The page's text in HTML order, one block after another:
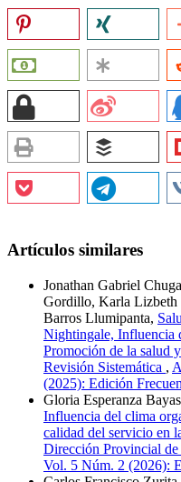
Artículos similares
Jonathan Gabriel
Gordillo, Karla Lizbeth
Barros Llumipanta,
Nightingale, Influencia
Promoción de la salud
Revisión Sistemática ,
(2025): Edición
Gloria Esperanza
Influencia del clima
calidad del servicio en
Dirección Provincial
Vol. 5 Núm. 2 (2026):